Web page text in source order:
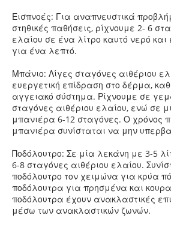
Εισπνοές: Για αναπνευστικά
στηθικές παθήσεις, ρίχνουμε 2- 6
ελαίου σε ένα λίτρο καυτό νερό και
για ένα λεπτό.
Μπάνιο: Λίγες σταγόνες αιθέριου
ευεργετική επίδραση στο δέρμα,
αγγειακό σύστημα. Ρίχνουμε σε
σταγόνες αιθέριου ελαίου, ενώ σε
μπανιέρα 6-12 σταγόνες. Ο χρόνος
μπανιέρα συνίσταται να μην
Ποδόλουτρο: Σε μία λεκάνη με 3-5
6-8 σταγόνες αιθέριου ελαίου.
ποδόλουτρο τον χειμώνα για κρύα
ποδόλουτρα για πρησμένα και
ποδόλουτρα έχουν ανακλαστικές
μέσω των ανακλαστικών ζωνών.